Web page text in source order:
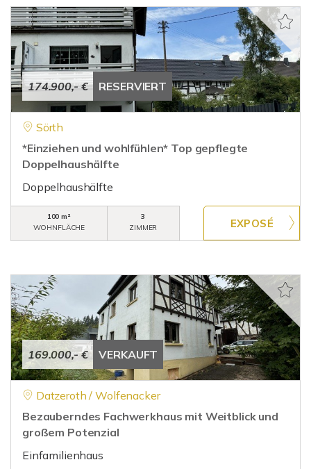
174.900,- € RESERVIERT
Sörth
*Einziehen und wohlfühlen* Top gepflegte
Doppelhaushälfte
Doppelhaushälfte
100 m²
WOHNFLÄCHE
3
ZIMMER
169.000,- € VERKAUFT
Datzeroth / Wolfenacker
Bezauberndes Fachwerkhaus mit Weitblick und
großem Potenzial
Einfamilienhaus